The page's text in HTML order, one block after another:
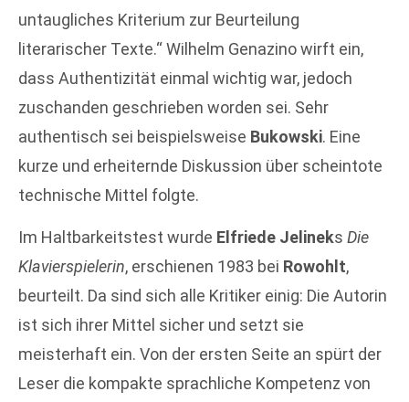
untaugliches Kriterium zur Beurteilung
literarischer Texte.“ Wilhelm Genazino wirft ein,
dass Authentizität einmal wichtig war, jedoch
zuschanden geschrieben worden sei. Sehr
authentisch sei beispielsweise Bukowski. Eine
kurze und erheiternde Diskussion über scheintote
technische Mittel folgte.
Im Haltbarkeitstest wurde Elfriede Jelineks Die
Klavierspielerin, erschienen 1983 bei Rowohlt,
beurteilt. Da sind sich alle Kritiker einig: Die Autorin
ist sich ihrer Mittel sicher und setzt sie
meisterhaft ein. Von der ersten Seite an spürt der
Leser die kompakte sprachliche Kompetenz von